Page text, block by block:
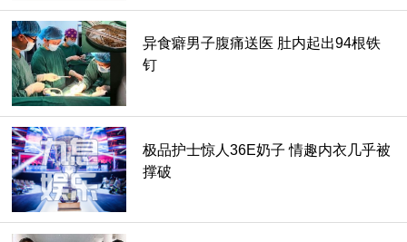
异食癖男子腹痛送医 肚内起出94根铁
钉
极品护士惊人36E奶子 情趣内衣几乎被
撑破